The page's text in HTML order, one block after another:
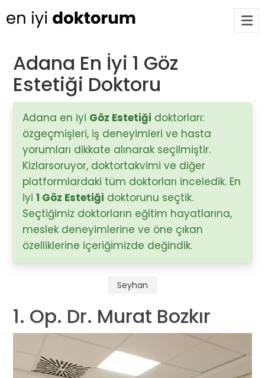
Op. Dr. Ayşecan Enmutlu
Adana / Seyhan
Doç. Dr. Songül Alemdaroğlu
Adana / Seyhan
Tüm Doktorlar
Tüm doktorları göster
Adana En İyi 1 Göz
Estetiği Doktoru
Adana en iyi Göz Estetiği doktorları:
özgeçmişleri, iş deneyimleri ve hasta
yorumları dikkate alınarak seçilmiştir.
Kizlarsoruyor, doktortakvimi ve diğer
platformlardaki tüm doktorları inceledik. En
iyi1 Göz Estetiği doktorunu seçtik.
Seçtiğimiz doktorların eğitim hayatlarına,
meslek deneyimlerine ve öne çıkan
özelliklerine içeriğimizde değindik.
Seyhan
1. Op. Dr. Murat Bozkır